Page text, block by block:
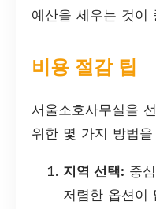
예산을 세우는 것이
비용 절감 팁
서울소호사무실을
위한 몇 가지 방법
지역 선택: 중
저렴한 옵션이